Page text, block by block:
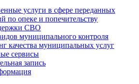
услуги в сфере переданных
по опеке и попечительству
СВО
муниципального контроля
качества муниципальных услуг
сервисы
запись